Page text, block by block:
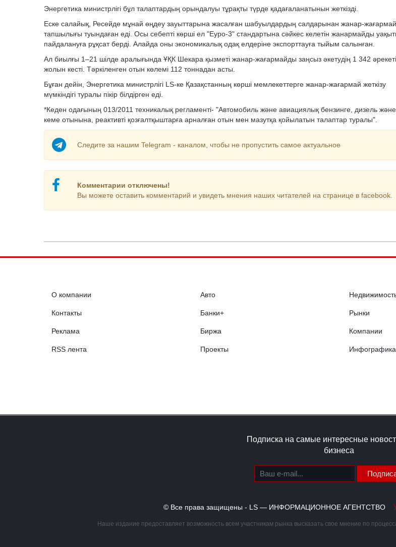
Энергетика министрлігі бұл талаптардың орындалуы тұрақты түрде қадағаланатынын жеткізді.
Еске салайық, Ресейде мұнай өңдеу зауыттарына жасалған шабуылдардың салдарынан жанар-жағармай
тапшылығы туындаған еді. Осы себепті көрші ел "Еуро-3" стандартына сәйкес келетін жанармайды
пайдалануға рұқсат берді. Алайда оны экономикалық одақ елдеріне экспорттауға тыйым салынған.
Ал биылғы 1–21 шілде аралығында ҰҚК Шекара қызметі жанар-жағармайды заңсыз әкетудің 1 342
жолын кесті. Тәркіленген отын көлемі 112 тоннадан асты.
Бұған дейін, Энергетика министрлігі LS-ке Қазақстанның көрші мемлекеттерге жанар-жағармай жеткізу
мүмкіндігі туралы пікір білдірген еді.
*Кеден одағының 013/2011 техникалық регламенті- "Автомобиль және авиациялық бензинге, дизель және
кеме отынына, реактивті қозғалтқыштарға арналған отын мен мазутқа қойылатын талаптар туралы".
Следите за нашим Telegram - каналом, чтобы не пропустить самое актуальное
Комментарии отключены!
Вы можете оставить комментарий и увидеть мнения наших читателей на странице в facebook.
О компании
Контакты
Реклама
RSS лента
Авто
Банки+
Биржа
Проекты
Рынки
Компании
Инфографика
Подписка на самые интересные
бизнеса
© Все права защищены - LS — ИНФОРМАЦИОННОЕ АГЕНТСТВО
Наше издание предоставляет возможность всем участникам рынка высказать свое мнение по